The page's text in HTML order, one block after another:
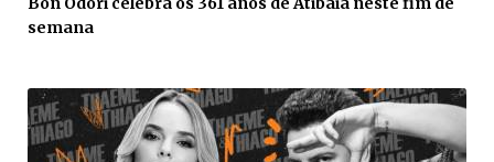
semana